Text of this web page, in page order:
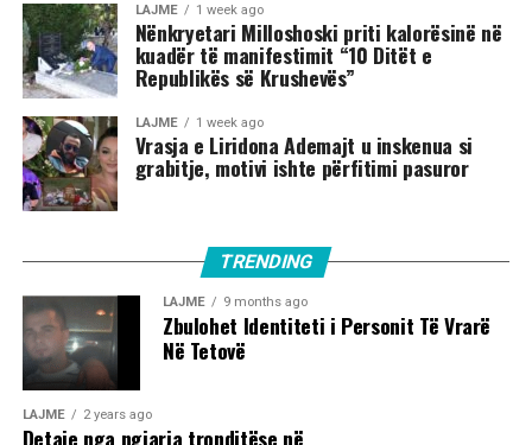
LAJME 1 week ago
Nënkryetari Milloshoski priti kalorësinë në
kuadër të manifestimit “10 Ditët e
Republikës së Krushevës”
LAJME 1 week ago
Vrasja e Liridona Ademajt u inskenua si
grabitje, motivi ishte përfitimi pasuror
TRENDING
LAJME 9 months ago
Zbulohet Identiteti i Personit Të Vrarë
Në Tetovë
LAJME 2 years ago
Detaje nga ngjarja tronditëse në